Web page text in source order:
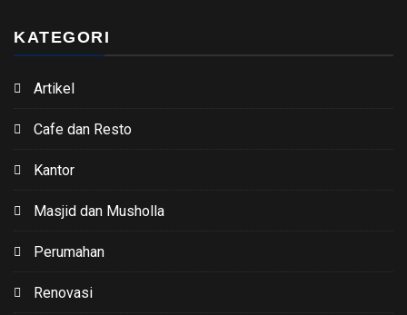
KATEGORI
Artikel
Cafe dan Resto
Kantor
Masjid dan Musholla
Perumahan
Renovasi